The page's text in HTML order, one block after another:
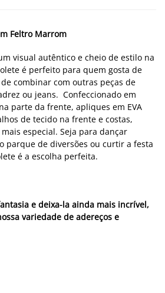
Feltro Marrom
visual autêntico e cheio de estilo na
é perfeito para quem gosta de
combinar com outras peças de
ou jeans. Confeccionado em
parte da frente, apliques em EVA
de tecido na frente e costas,
especial. Seja para dançar
parque de diversões ou curtir a festa
é a escolha perfeita.
e deixa-la ainda mais incrível,
variedade de adereços e